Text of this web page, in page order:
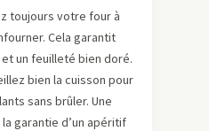
toujours votre four à
Cela garantit
un feuilleté bien doré.
bien la cuisson pour
sans brûler. Une
garantie d’un apéritif